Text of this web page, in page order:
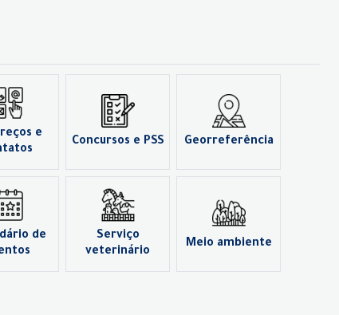
e
Concursos e PSS Georreferência
de
Serviço
veterinário
Meio ambiente